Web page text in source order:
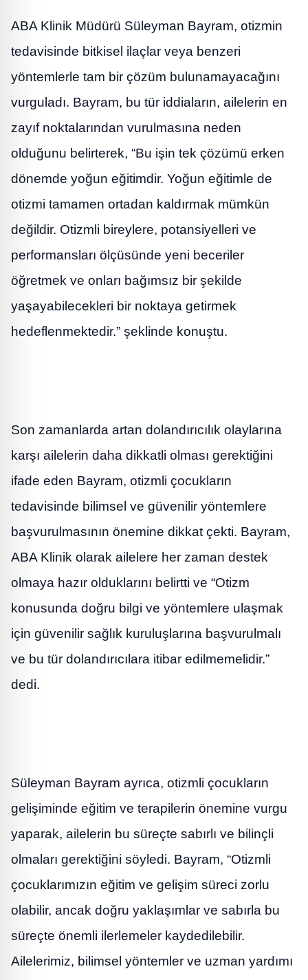
ABA Klinik Müdürü Süleyman Bayram, otizmin
tedavisinde bitkisel ilaçlar veya benzeri
yöntemlerle tam bir çözüm bulunamayacağını
vurguladı. Bayram, bu tür iddiaların, ailelerin en
zayıf noktalarından vurulmasına neden
olduğunu belirterek, “Bu işin tek çözümü erken
dönemde yoğun eğitimdir. Yoğun eğitimle de
otizmi tamamen ortadan kaldırmak mümkün
değildir. Otizmli bireylere, potansiyelleri ve
performansları ölçüsünde yeni beceriler
öğretmek ve onları bağımsız bir şekilde
yaşayabilecekleri bir noktaya getirmek
hedeflenmektedir.” şeklinde konuştu.
Son zamanlarda artan dolandırıcılık olaylarına
karşı ailelerin daha dikkatli olması gerektiğini
ifade eden Bayram, otizmli çocukların
tedavisinde bilimsel ve güvenilir yöntemlere
başvurulmasının önemine dikkat çekti. Bayram,
ABA Klinik olarak ailelere her zaman destek
olmaya hazır olduklarını belirtti ve “Otizm
konusunda doğru bilgi ve yöntemlere ulaşmak
için güvenilir sağlık kuruluşlarına başvurulmalı
ve bu tür dolandırıcılara itibar edilmemelidir.”
dedi.
Süleyman Bayram ayrıca, otizmli çocukların
gelişiminde eğitim ve terapilerin önemine vurgu
yaparak, ailelerin bu süreçte sabırlı ve bilinçli
olmaları gerektiğini söyledi. Bayram, “Otizmli
çocuklarımızın eğitim ve gelişim süreci zorlu
olabilir, ancak doğru yaklaşımlar ve sabırla bu
süreçte önemli ilerlemeler kaydedilebilir.
Ailelerimiz, bilimsel yöntemler ve uzman yardımı